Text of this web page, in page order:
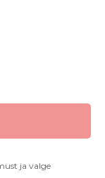
ja valge